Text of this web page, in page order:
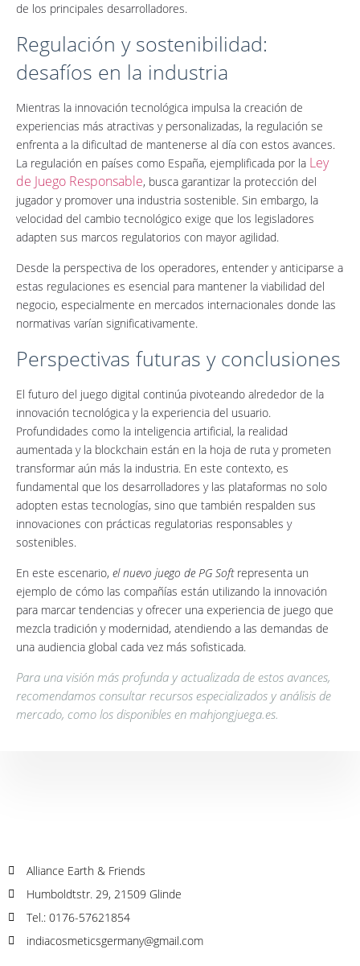
de los principales desarrolladores.
Regulación y sostenibilidad:
desafíos en la industria
Mientras la innovación tecnológica impulsa la creación de
experiencias más atractivas y personalizadas, la regulación se
enfrenta a la dificultad de mantenerse al día con estos avances.
La regulación en países como España, ejemplificada por la Ley
de Juego Responsable, busca garantizar la protección del
jugador y promover una industria sostenible. Sin embargo, la
velocidad del cambio tecnológico exige que los legisladores
adapten sus marcos regulatorios con mayor agilidad.
Desde la perspectiva de los operadores, entender y anticiparse a
estas regulaciones es esencial para mantener la viabilidad del
negocio, especialmente en mercados internacionales donde las
normativas varían significativamente.
Perspectivas futuras y conclusiones
El futuro del juego digital continúa pivoteando alrededor de la
innovación tecnológica y la experiencia del usuario.
Profundidades como la inteligencia artificial, la realidad
aumentada y la blockchain están en la hoja de ruta y prometen
transformar aún más la industria. En este contexto, es
fundamental que los desarrolladores y las plataformas no solo
adopten estas tecnologías, sino que también respalden sus
innovaciones con prácticas regulatorias responsables y
sostenibles.
En este escenario, el nuevo juego de PG Softrepresenta un
ejemplo de cómo las compañías están utilizando la innovación
para marcar tendencias y ofrecer una experiencia de juego que
mezcla tradición y modernidad, atendiendo a las demandas de
una audiencia global cada vez más sofisticada.
Para una visión más profunda y actualizada de estos avances,
recomendamos consultar recursos especializados y análisis de
mercado, como los disponibles en mahjongjuega.es.
Alliance Earth & Friends
Humboldtstr. 29, 21509 Glinde
Tel.: 0176-57621854
indiacosmeticsgermany@gmail.com